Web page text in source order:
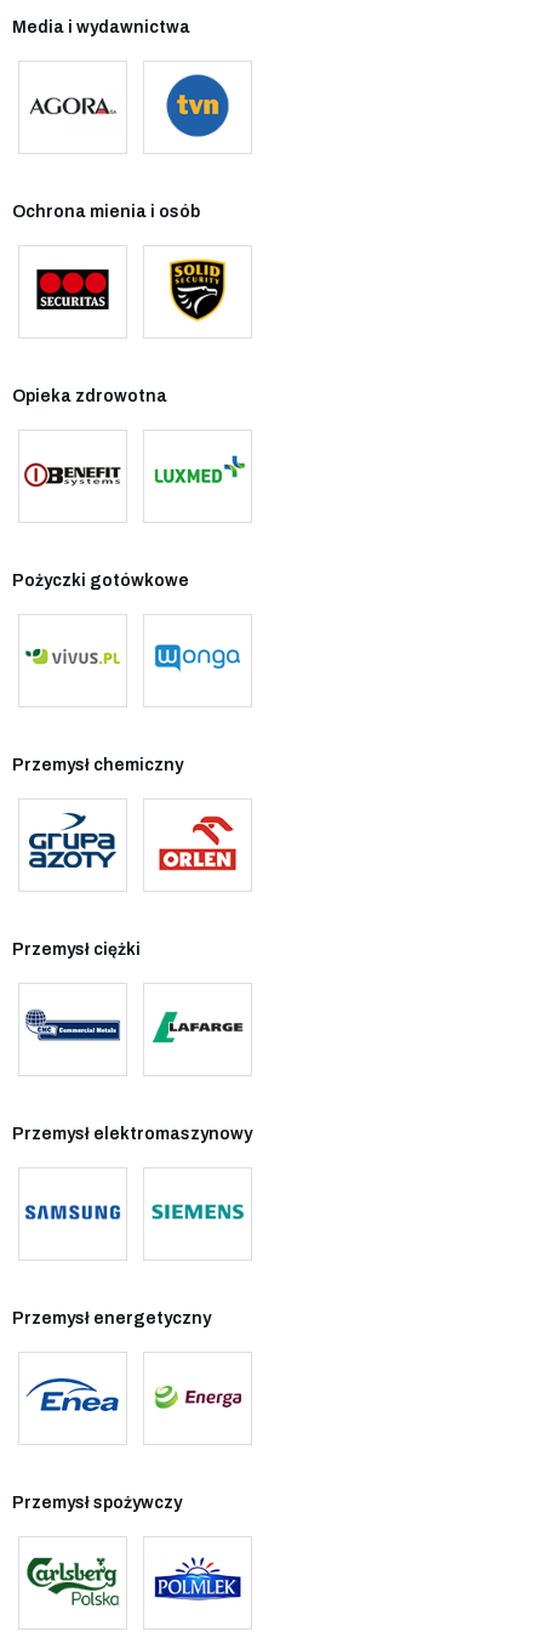
Media i wydawnictwa
Ochrona mienia i osób
Opieka zdrowotna
Pożyczki gotówkowe
Przemysł chemiczny
Przemysł ciężki
Przemysł elektromaszynowy
Przemysł energetyczny
Przemysł spożywczy